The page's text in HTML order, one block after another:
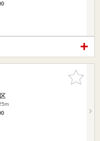
お気に入
りに追加